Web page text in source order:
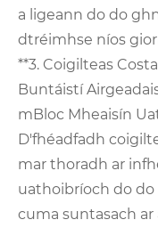
a ligeann do do
dtréimhse níos
**3. Coigilteas
Buntáistí
mBloc Mheaisín
D'fhéadfadh
mar thoradh ar
uathoibríoch do do
cuma suntasach